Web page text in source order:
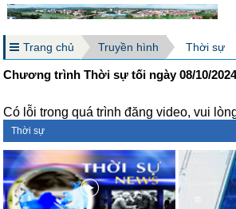
Trang chủ Truyền hình Thời sự
Chương trình Thời sự tối ngày 08/10/
Có lỗi trong quá trình đăng video, vui
Thời sự